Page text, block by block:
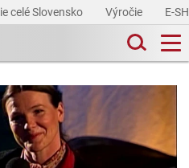
celé Slovensko Výročie E-